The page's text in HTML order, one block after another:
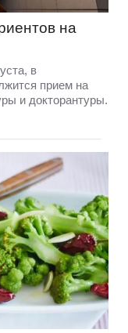
на
в
прием на
и докторантуры.